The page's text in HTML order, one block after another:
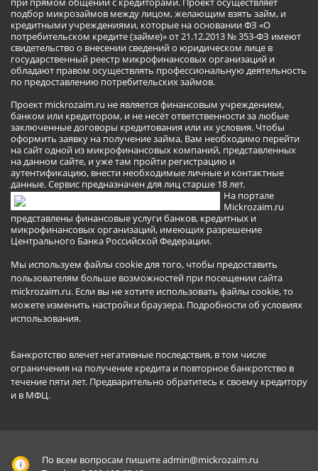
подбор микрозаймов между лицом, желающим взять займ, и
кредитными учреждениями, которые на основании ФЗ «О
потребительском кредите (займе)» от 21.12.2013 № 353-ФЗ имеют
свидетельство о внесении сведений о юридическом лице в
государственный реестр микрофинансовых организаций и
обладают правом осуществлять профессиональную деятельность
по предоставлению потребительских займов.
Проект mickrozaim.ru не является финансовым учреждением,
банком или кредитором, и не несёт ответственности за любые
заключенные договоры кредитования или их условия. Чтобы
оформить заявку на получение займа, Вам необходимо перейти
на сайт одной из микрофинансовых компаний, представленных
на данном сайте, и уже там пройти регистрацию и
аутентификацию, внести необходимые личные и контактные
данные. Сервис предназначен для лиц старше 18 лет.
На портале
Mickrozaim.ru
представлены финансовые услуги банков, кредитных и
микрофинансовых организаций, имеющих разрешение
Центрального Банка Российской Федерации.
Мы используем файлы cookie для того, чтобы предоставить
пользователям больше возможностей при посещении сайта
mickrozaim.ru. Если вы не хотите использовать файлы cookie, то
можете изменить настройки браузера. Подробности об условиях
использования.
Банкротство влечет негативные последствия, в том числе
ограничения на получение кредита и повторное банкротство в
течение пяти лет. Предварительно обратитесь к своему кредитору
и в МФЦ.
По всем вопросам пишитеadmin@mickrozaim.ru